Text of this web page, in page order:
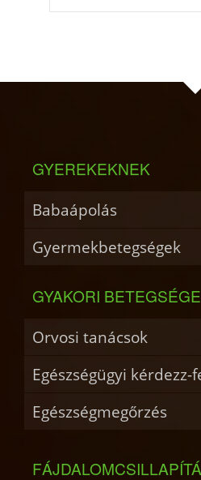
GYEREKEKNEK
Babaápolás
Gyermekbetegségek
GYAKORI
Orvosi tanácsok
Egészségügyi kérdezz-
Egészségmegőrzés